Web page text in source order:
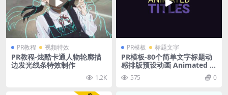
PR教程 视频特效
PR教程-炫酷卡通人物轮廓描
边发光线条特效制作
1.2K
PR模板 标题文字
PR模板-80个简单文字标题动
感排版预设动画 Animated Ti
575 0